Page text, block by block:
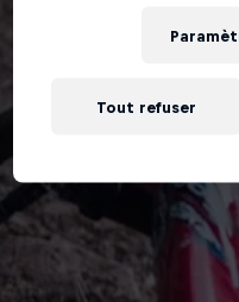
Tout refuser